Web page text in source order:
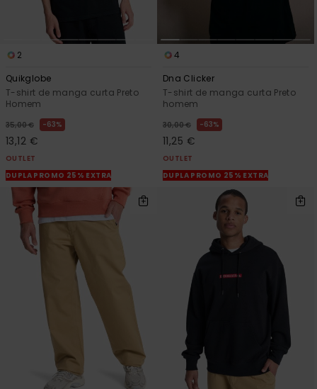
2
Quikglobe
T-shirt de manga curta Preto
Homem
35,00 € 63%
13,12 €
OUTLET
DUPLA PROMO 25% EXTRA
4
Dna Clicker
T-shirt de manga curta Preto
homem
30,00 € 63%
11,25 €
OUTLET
DUPLA PROMO 25% EXTRA